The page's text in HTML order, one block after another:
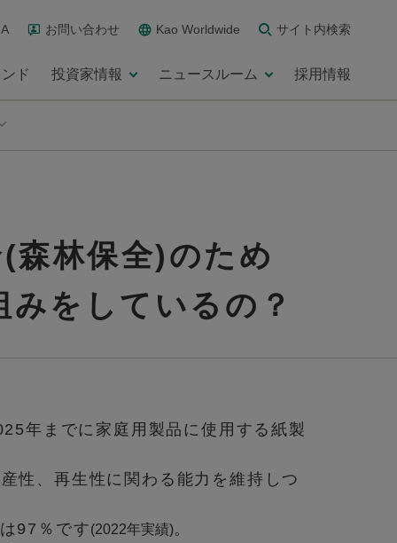
お問い合わせ Kao Worldwide サイト内検索
ド 投資家情報 ニュースルーム 採用情報
森林保全)のため
をしているの？
年までに家庭用製品に使用する紙製
性、再生性に関わる能力を維持しつ
は97％です(2022年実績)。